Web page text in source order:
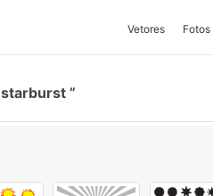
Vetores Fotos
starburst